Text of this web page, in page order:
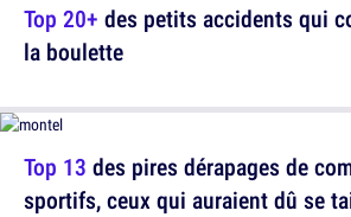
Top 13 des pires dérapages de
sportifs, ceux qui auraient dû se
Top 20+ des petits accidents qui
la boulette